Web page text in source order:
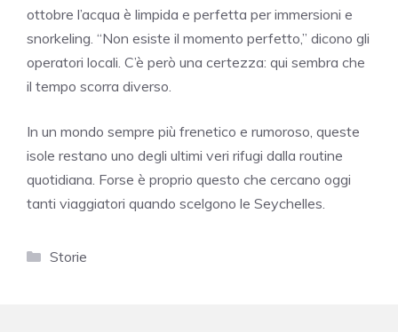
ottobre l’acqua è limpida e perfetta per immersioni e
snorkeling. “Non esiste il momento perfetto,” dicono gli
operatori locali. C’è però una certezza: qui sembra che
il tempo scorra diverso.
In un mondo sempre più frenetico e rumoroso, queste
isole restano uno degli ultimi veri rifugi dalla routine
quotidiana. Forse è proprio questo che cercano oggi
tanti viaggiatori quando scelgono le Seychelles.
Categorie
Storie